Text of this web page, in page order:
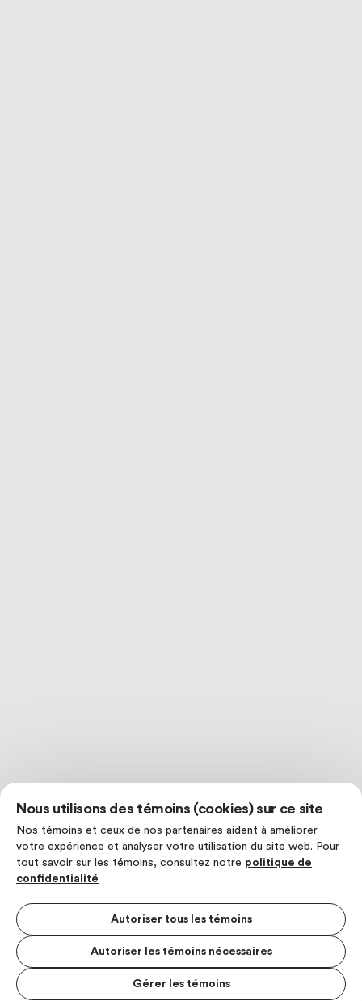
Nous utilisons des témoins (cookies) sur ce site
Nos témoins et ceux de nos partenaires aident à améliorer
votre expérience et analyser votre utilisation du site web. Pour
tout savoir sur les témoins, consultez notre politique de
confidentialité
Autoriser tous les témoins
Autoriser les témoins nécessaires
Gérer les témoins
MENU